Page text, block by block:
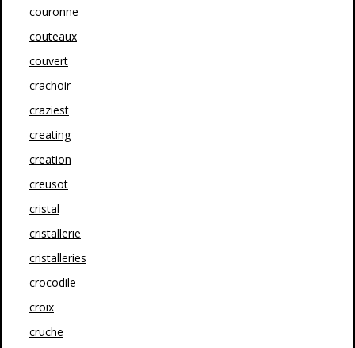
couronne
couteaux
couvert
crachoir
craziest
creating
creation
creusot
cristal
cristallerie
cristalleries
crocodile
croix
cruche